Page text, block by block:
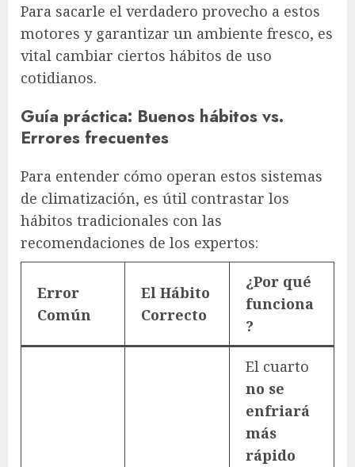
Para sacarle el verdadero provecho a estos
motores y garantizar un ambiente fresco, es
vital cambiar ciertos hábitos de uso
cotidianos.
Guía práctica: Buenos hábitos vs.
Errores frecuentes
Para entender cómo operan estos sistemas
de climatización, es útil contrastar los
hábitos tradicionales con las
recomendaciones de los expertos:
Error
Común
El Hábito
Correcto
¿Por qué
funciona
?
El cuarto
no se
enfriará
más
rápido